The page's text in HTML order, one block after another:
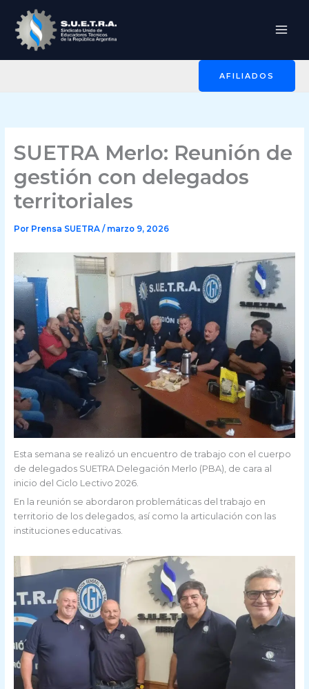
contenido
AFILIADOS
SUETRA Merlo: Reunión de
gestión con delegados
territoriales
Por Prensa SUETRA / marzo 9, 2026
Esta semana se realizó un encuentro de trabajo con el cuerpo
de delegados SUETRA Delegación Merlo (PBA), de cara al
inicio del Ciclo Lectivo 2026.
En la reunión se abordaron problemáticas del trabajo en
territorio de los delegados, así como la articulación con las
instituciones educativas.